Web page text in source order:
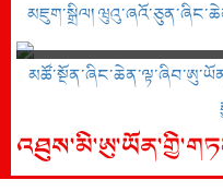
མཇུག་སྒྲིལ།